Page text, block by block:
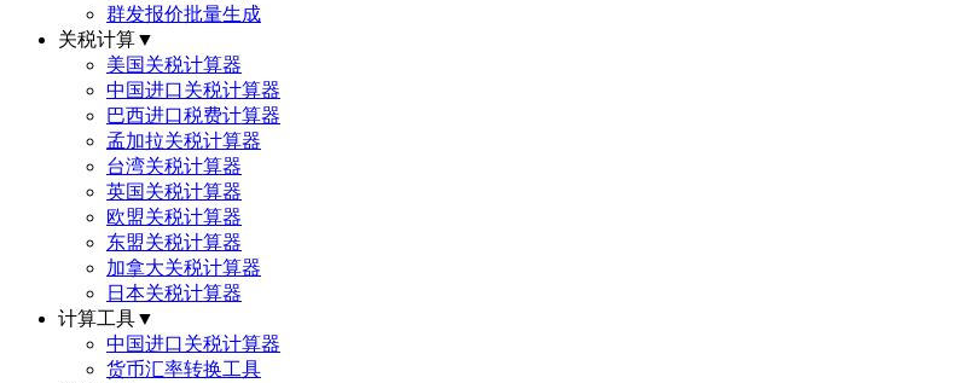
群发报价批量生成
关税计算▼
美国关税计算器
中国进口关税计算器
巴西进口税费计算器
孟加拉关税计算器
台湾关税计算器
英国关税计算器
欧盟关税计算器
东盟关税计算器
加拿大关税计算器
日本关税计算器
计算工具▼
中国进口关税计算器
货币汇率转换工具